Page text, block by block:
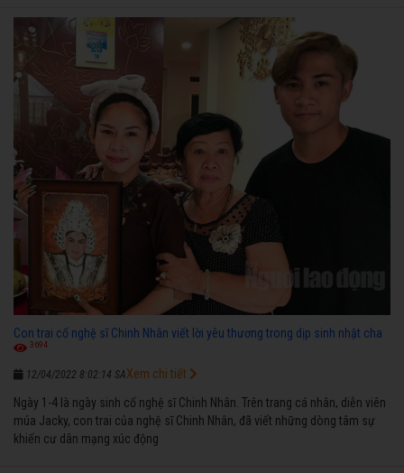
ngược nhận được những cơ may để từng bước thành danh với nghiệp ca
diễn”.
Con trai cố nghệ sĩ Chinh Nhân viết lời yêu thương trong dịp sinh nhật cha
3694
12/04/2022 8:02:14 SA
Ngày 1-4 là ngày sinh cố nghệ sĩ Chinh Nhân. Trên trang cá nhân, diễn viên
múa Jacky, con trai của nghệ sĩ Chinh Nhân, đã viết những dòng tâm sự
khiến cư dân mạng xúc động
Xem chi tiết